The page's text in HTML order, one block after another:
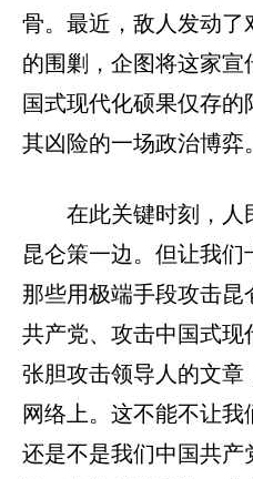
骨。最近，敌人发动了
的围剿，企图将这家宣
国式现代化硕果仅存的
其凶险的一场政治博弈。
在此关键时刻，人
昆仑策一边。但让我们
那些用极端手段攻击
共产党、攻击中国式现
张胆攻击领导人的文章
网络上。这不能不让
还是不是我们中国共